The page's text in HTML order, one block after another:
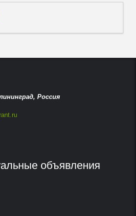
Россия
объявления